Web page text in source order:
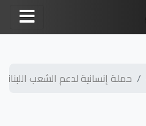
حملة إنسانية لدعم الشعب اللبناني